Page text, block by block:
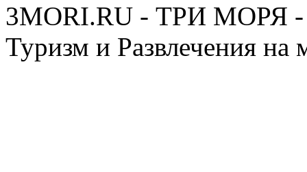
3MORI.RU - ТРИ МОРЯ -
Туризм и Развлечения на